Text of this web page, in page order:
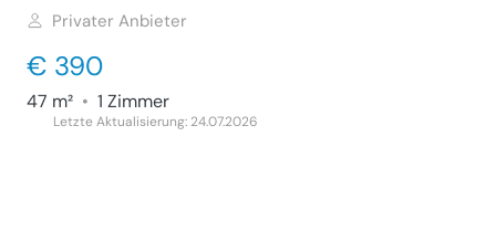
Privater Anbieter
€ 390
47 m² • 1 Zimmer
Letzte Aktualisierung: 24.07.2026